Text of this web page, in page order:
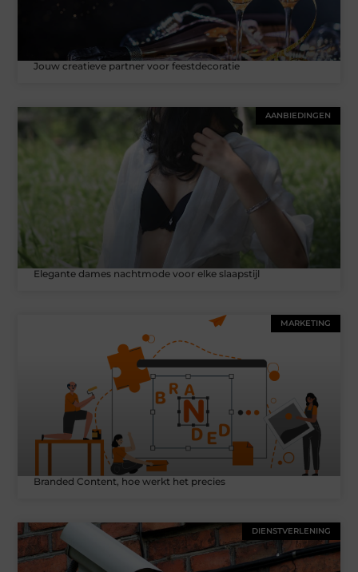
Jouw creatieve partner voor feestdecoratie
AANBIEDINGEN
Elegante dames nachtmode voor elke slaapstijl
MARKETING
Branded Content, hoe werkt het precies
DIENSTVERLENING